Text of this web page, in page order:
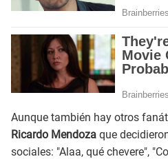
Aunque también hay otros
Ricardo Mendoza que
sociales: "Alaa, qué chevere",